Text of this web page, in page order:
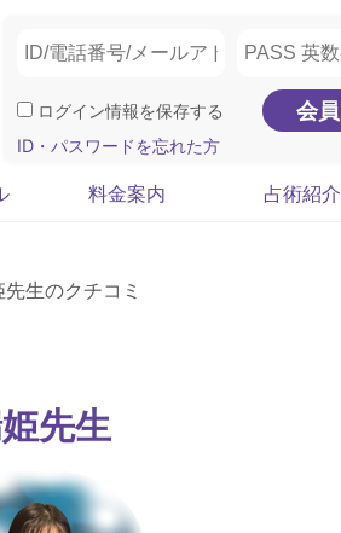
ログイン情報を保存する
ID・パスワードを忘れた方
料金案内 占術紹介
先生のクチコミ
先生